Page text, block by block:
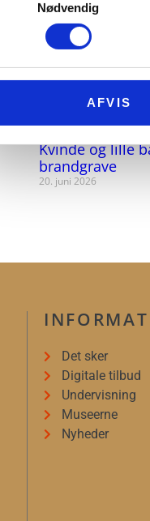
Nødvendig
AFVIS
Kvinde og lille
brandgrave
20. juni 2026
Det sker
Digitale tilbud
Undervisning
Museerne
Nyheder